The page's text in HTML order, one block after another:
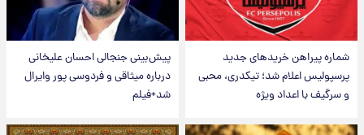
شماره پیراهن خریدهای جدید
پرسپولیس اعلام شد؛ تیکدری، محبی
و سرگیف با اعداد ویژه
پیش‌بینی جنجالی احسان علیخانی
درباره میثاقی و فردوسی پور وایرال
شد+فیلم